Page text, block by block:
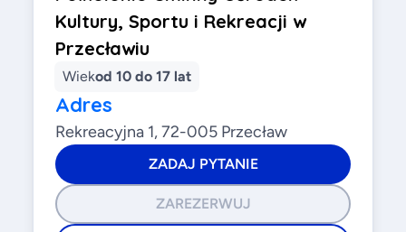
Kultury, Sportu i Rekreacji w
Przecławiu
Wiekod 10 do 17 lat
Adres
Rekreacyjna 1, 72-005 Przecław
ZADAJ PYTANIE
ZAREZERWUJ